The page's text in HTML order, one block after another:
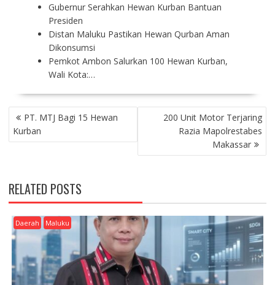
Gubernur Serahkan Hewan Kurban Bantuan
Presiden
Distan Maluku Pastikan Hewan Qurban Aman
Dikonsumsi
Pemkot Ambon Salurkan 100 Hewan Kurban,
Wali Kota:…
P
O
S
A
V
I
G
A
O
PT. MTJ Bagi 15 Hewan
Kurban
200 Unit Motor Terjaring
Razia Mapolrestabes
Makassar
RELATED POSTS
Daerah Maluku